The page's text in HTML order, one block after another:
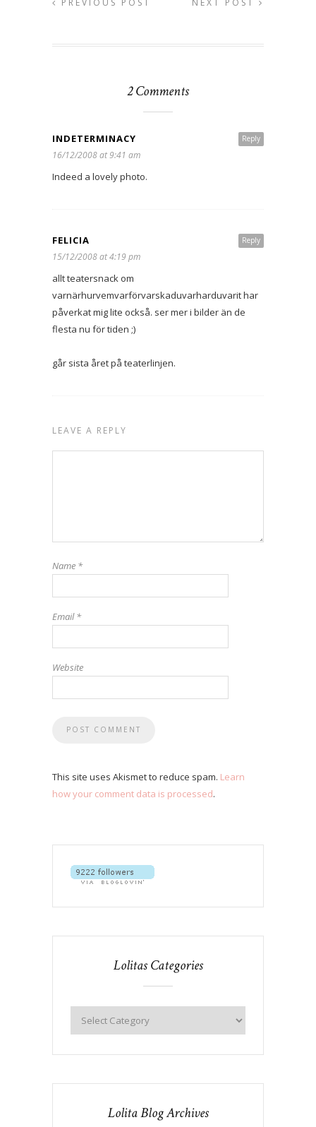
PREVIOUS POST NEXT POST
2 Comments
Reply
INDETERMINACY
16/12/2008 at 9:41 am
Indeed a lovely photo.
Reply
FELICIA
15/12/2008 at 4:19 pm
allt teatersnack om
varnärhurvemvarförvarskaduvarharduvarit har
påverkat mig lite också. ser mer i bilder än de
flesta nu för tiden ;)
går sista året på teaterlinjen.
LEAVE A REPLY
Name *
Email*
Website
This site uses Akismet to reduce spam. Learn
how your comment data is processed.
Lolitas Categories
Lolita Blog Archives